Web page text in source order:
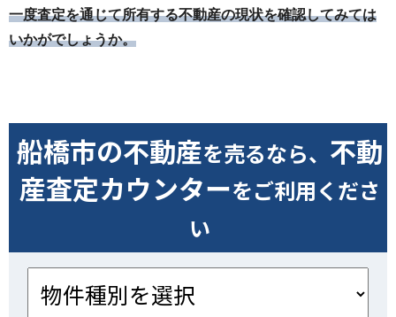
一度査定を通じて所有する不動産の現状を確認してみては
いかがでしょうか。
船橋市の不動産を売るなら、 不動
産査定カウンターをご利用くださ
い